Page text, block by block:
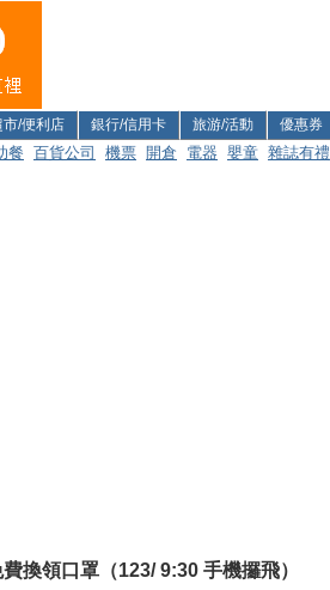
市/便利店 銀行/信用卡 旅游/活動 優惠券
餐 百貨公司 機票 開倉 電器 嬰童 雜誌有禮
換領口罩（123/ 9:30 手機攞飛）